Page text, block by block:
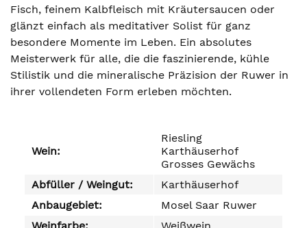
Fisch, feinem Kalbfleisch mit Kräutersaucen oder
glänzt einfach als meditativer Solist für ganz
besondere Momente im Leben. Ein absolutes
Meisterwerk für alle, die die faszinierende, kühle
Stilistik und die mineralische Präzision der Ruwer in
ihrer vollendeten Form erleben möchten.
Wein:
Riesling
Karthäuserhof
Grosses Gewächs
Abfüller / Weingut:
Karthäuserhof
Anbaugebiet:
Mosel Saar Ruwer